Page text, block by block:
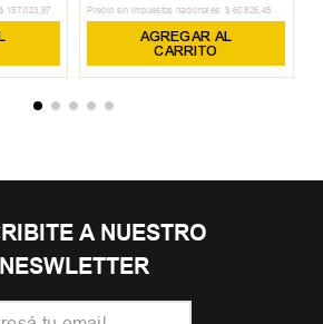
$ 157.023,97 Precio sin impuestos nacionales: $ 60.826,45
AGREGAR AL
CARRITO
A NUESTRO
NESWLETTER